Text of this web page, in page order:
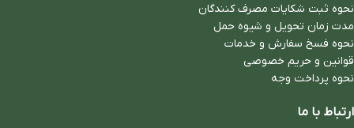
نحوه ثبت شكايات مصرف كنندگان
مدت زمان تحويل و شیوه حمل
نحوه فسخ سفارش و خدمات
قوانین و حریم خصوصی
نحوه پرداخت وجه
ارتباط با ما